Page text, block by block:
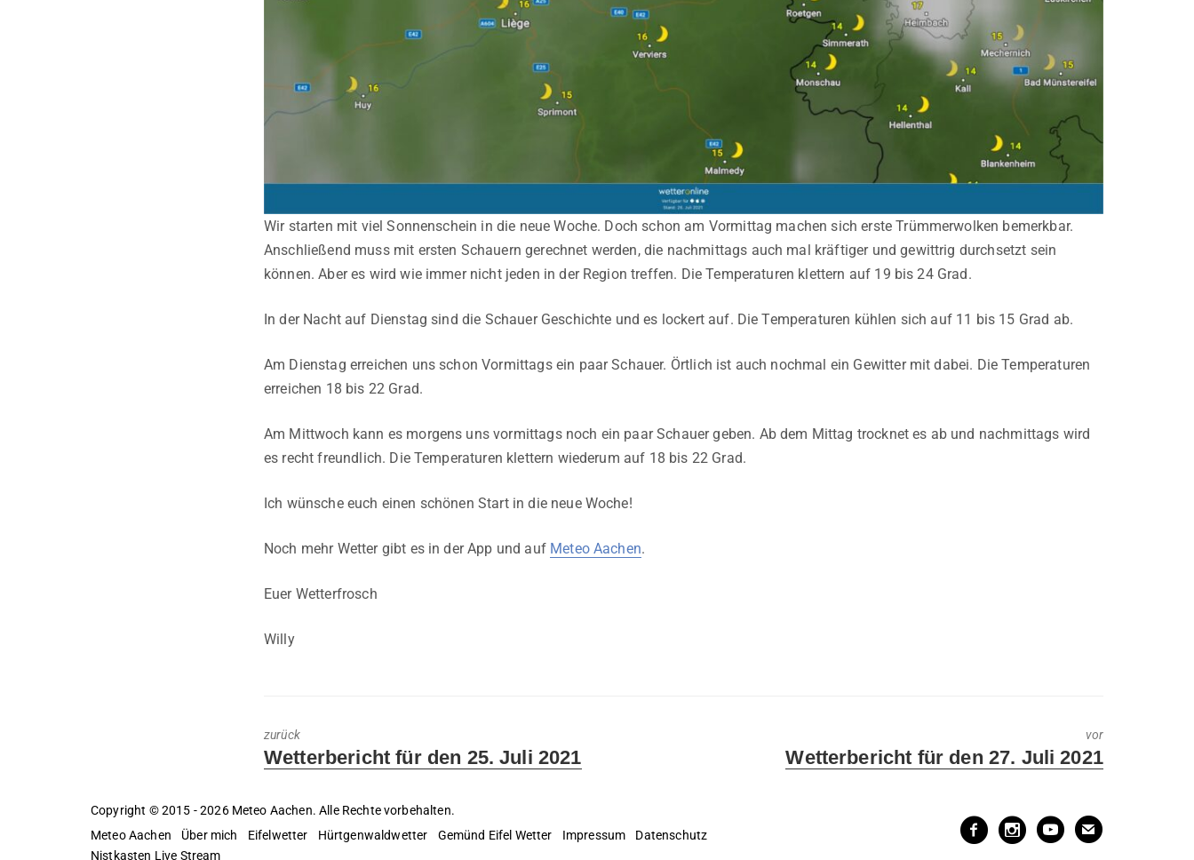
Wir starten mit viel Sonnenschein in die neue Woche. Doch schon am Vormittag machen sich erste Trümmerwolken bemerkbar.
Anschließend muss mit ersten Schauern gerechnet werden, die nachmittags auch mal kräftiger und gewittrig durchsetzt sein
können. Aber es wird wie immer nicht jeden in der Region treffen. Die Temperaturen klettern auf 19 bis 24 Grad.
In der Nacht auf Dienstag sind die Schauer Geschichte und es lockert auf. Die Temperaturen kühlen sich auf 11 bis 15 Grad ab.
Am Dienstag erreichen uns schon Vormittags ein paar Schauer. Örtlich ist auch nochmal ein Gewitter mit dabei. Die Temperaturen
erreichen 18 bis 22 Grad.
Am Mittwoch kann es morgens uns vormittags noch ein paar Schauer geben. Ab dem Mittag trocknet es ab und nachmittags wird
es recht freundlich. Die Temperaturen klettern wiederum auf 18 bis 22 Grad.
Ich wünsche euch einen schönen Start in die neue Woche!
Noch mehr Wetter gibt es in der App und auf Meteo Aachen.
Euer Wetterfrosch
Willy
zurück
Previous
Wetterbericht für den 25. Juli 2021
vor
Next
Wetterbericht für den 27. Juli 2021
Copyright © 2015 - 2026 Meteo Aachen. Alle Rechte vorbehalten.
Meteo Aachen
Über mich Eifelwetter Hürtgenwaldwetter Gemünd Eifel Wetter Impressum
Datenschutz
Nistkasten Live Stream